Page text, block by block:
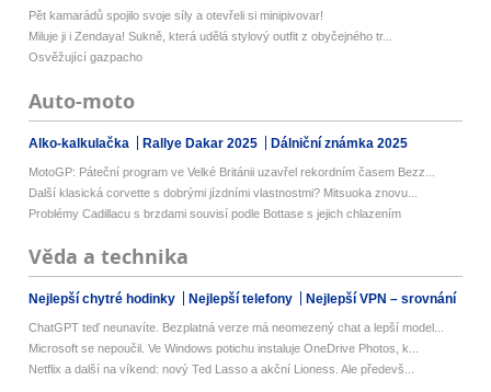
Pět kamarádů spojilo svoje síly a otevřeli si minipivovar!
Miluje ji i Zendaya! Sukně, která udělá stylový outfit z obyčejného tr...
Osvěžující gazpacho
Auto-moto
Alko-kalkulačka Rallye Dakar 2025 Dálniční známka 2025
MotoGP: Páteční program ve Velké Británii uzavřel rekordním časem Bezz...
Další klasická corvette s dobrými jízdními vlastnostmi? Mitsuoka znovu...
Problémy Cadillacu s brzdami souvisí podle Bottase s jejich chlazením
Věda a technika
Nejlepší chytré hodinky Nejlepší telefony Nejlepší VPN – srovnání
ChatGPT teď neunavíte. Bezplatná verze má neomezený chat a lepší model...
Microsoft se nepoučil. Ve Windows potichu instaluje OneDrive Photos, k...
Netflix a další na víkend: nový Ted Lasso a akční Lioness. Ale předevš...